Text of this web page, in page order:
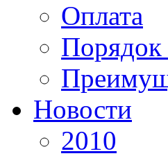
Оплата
Порядок
Новости
2010